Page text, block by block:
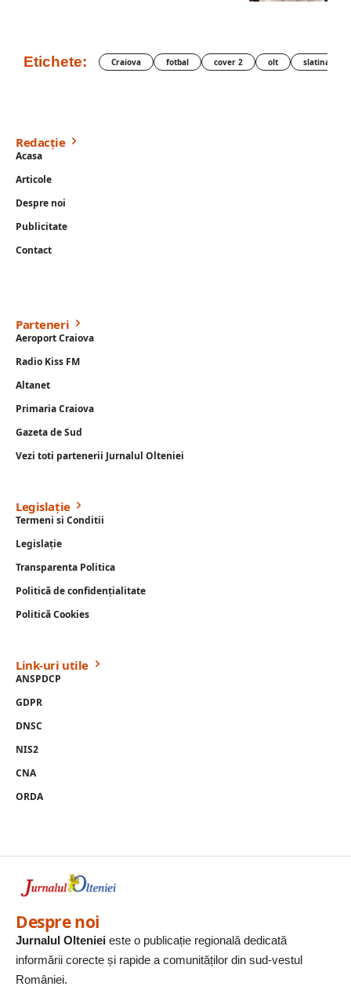
Etichete: Craiova fotbal cover 2 olt slatina
Redacție
Acasa
Articole
Despre noi
Publicitate
Contact
Parteneri
Aeroport Craiova
Radio Kiss FM
Altanet
Primaria Craiova
Gazeta de Sud
Vezi toti partenerii Jurnalul Olteniei
Legislație
Termeni si Conditii
Legislație
Transparenta Politica
Politică de confidențialitate
Politică Cookies
Link-uri utile
ANSPDCP
GDPR
DNSC
NIS2
CNA
ORDA
Despre noi
Jurnalul Olteniei este o publicație regională dedicată
informării corecte și rapide a comunităților din sud-vestul
României.